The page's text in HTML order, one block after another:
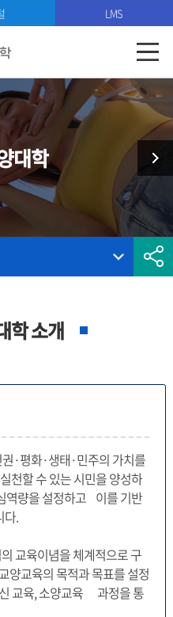
LMS
대학
학 소개
·평화·생태·민주의 가치를
천할 수 있는 시민을 양성하
역량을 설정하고 이를 기반
다.
교육이념을 체계적으로 구
양교육의 목적과 목표를 설정
교육, 소양교육 과정을 통